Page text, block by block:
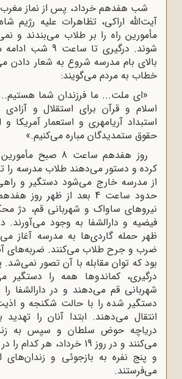
شب هفدهم خرداد، پس از نماز مغرب و
اراکى، تظاهرات علیه رژیم شاه
راه را بر طلاب مى‌بندند و
شوند. درگیرى تا ساعت 9 شب
بام مدرسه شروع به شعار دادن مى‌کنند و
به مردم مى‌گویند:
«اى ملت... ما فرزندان شما هستیم... ما
و قرآن براى استقلال و آزادى
آریامهرى و استعمار آمریکا و
ستمدیدگان مباره مى‌کنیم.»
روز هفدهم ساعت 8 صبح مأمورین
و دستور مى‌دهند طلاب مدرسه را ترک
مدرسه خارج مى‌شود دستگیر و راهى
حدود ساعت 4 بعد از ظهر روز هفدهم،
ساواک و شهربانى قم، دژ محکمى را
حمله گاردى‌ها به مدرسه آغاز مى‌شود
و جرح طلاب مى‌کنند. ضربه‌هاى آنان به
که توان مقابله با آن تصور نمى‌شد. پس
کماندوها همه را دستگیر مى‌کنند
شده را با حالت شکنجه و اذیت و
مى‌دهند. ابتدا آنان را تهدید به
حوض سلطان و سپس به زندان
مى‌کنند و در روز 19 خرداد، هر کدام را
پنج نفره به بازجوئى و زندان‌هاى